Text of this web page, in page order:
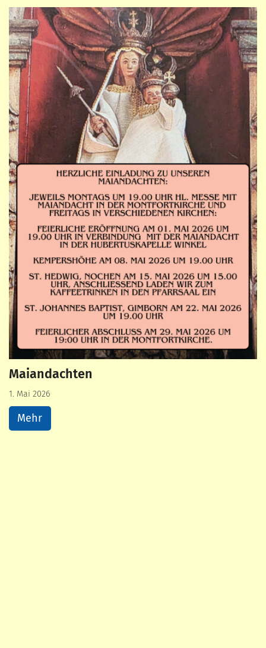
Maiandachten
1. Mai 2026
Mehr